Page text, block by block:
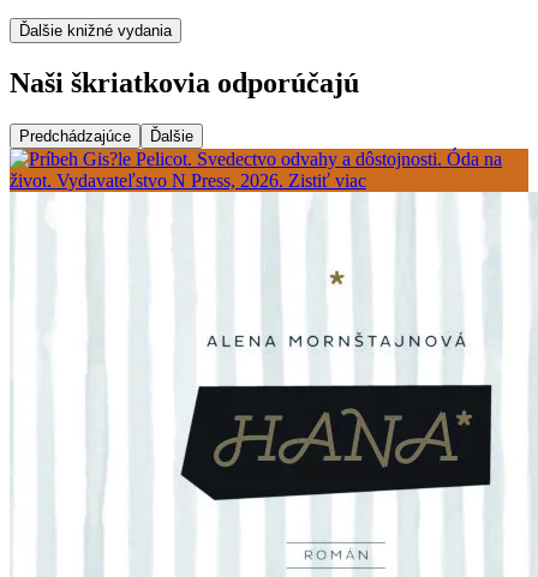
Ďalšie knižné vydania
Naši škriatkovia odporúčajú
Predchádzajúce Ďalšie